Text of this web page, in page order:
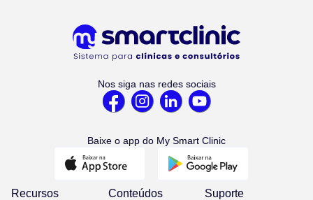
Nos siga nas redes sociais
Baixe o app do My Smart Clinic
Recursos Conteúdos Suporte